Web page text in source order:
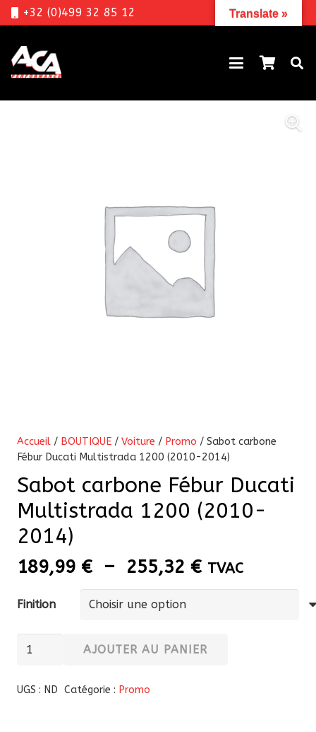
+32 (0)499 32 85 12
Accueil / BOUTIQUE / Voiture / Promo / Sabot carbone
Fébur Ducati Multistrada 1200 (2010-2014)
Sabot carbone Fébur Ducati
Multistrada 1200 (2010-
2014)
189,99 € – 255,32 €Plage
de
à
TVAC
Finition
quantité
Sabot
AJOUTER AU PANIER
UGS : ND Catégorie : Promo
Translate »